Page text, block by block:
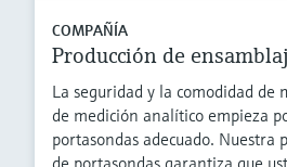
COMPAÑÍA
Producción de
La seguridad y la comodidad de
de medición analítico empieza
portasondas adecuado. Nuestra
de portasondas garantiza que